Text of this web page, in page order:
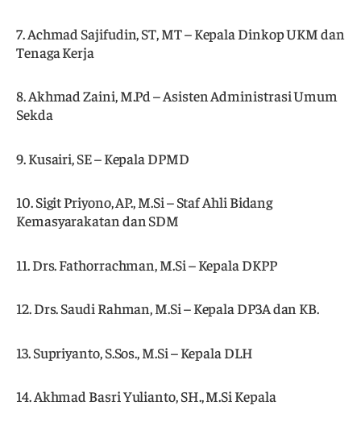
7. Achmad Sajifudin, ST, MT – Kepala Dinkop UKM dan
Tenaga Kerja
8. Akhmad Zaini, M.Pd – Asisten Administrasi Umum
Sekda
9. Kusairi, SE – Kepala DPMD
10. Sigit Priyono, AP., M.Si – Staf Ahli Bidang
Kemasyarakatan dan SDM
11. Drs. Fathorrachman, M.Si – Kepala DKPP
12. Drs. Saudi Rahman, M.Si – Kepala DP3A dan KB.
13. Supriyanto, S.Sos., M.Si – Kepala DLH
14. Akhmad Basri Yulianto, SH., M.Si Kepala